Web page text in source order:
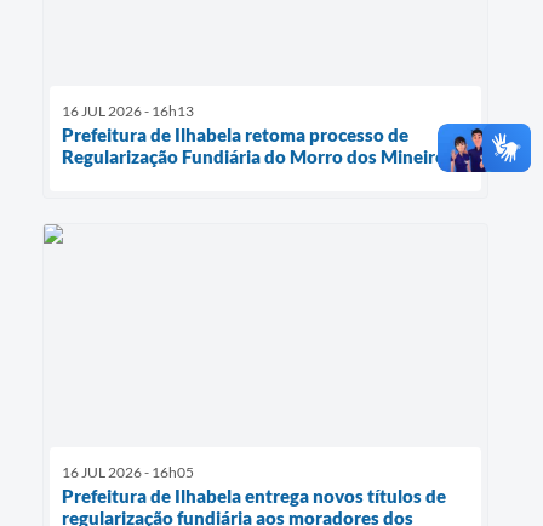
16 JUL 2026 - 16h13
Prefeitura de Ilhabela retoma processo de
Regularização Fundiária do Morro dos Mineiros
16 JUL 2026 - 16h05
Prefeitura de Ilhabela entrega novos títulos de
regularização fundiária aos moradores dos